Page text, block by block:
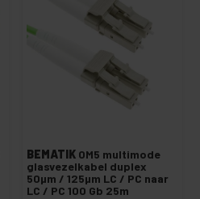
BEMATIK OM5 multimode
glasvezelkabel duplex
50µm / 125µm LC / PC naar
LC / PC 100 Gb 25m